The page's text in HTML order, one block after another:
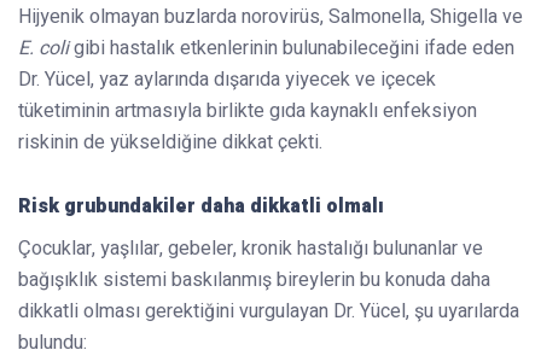
Hijyenik olmayan buzlarda norovirüs, Salmonella, Shigella ve
E. coligibi hastalık etkenlerinin bulunabileceğini ifade eden
Dr. Yücel, yaz aylarında dışarıda yiyecek ve içecek
tüketiminin artmasıyla birlikte gıda kaynaklı enfeksiyon
riskinin de yükseldiğine dikkat çekti.
Risk grubundakiler daha dikkatli olmalı
Çocuklar, yaşlılar, gebeler, kronik hastalığı bulunanlar ve
bağışıklık sistemi baskılanmış bireylerin bu konuda daha
dikkatli olması gerektiğini vurgulayan Dr. Yücel, şu uyarılarda
bulundu: